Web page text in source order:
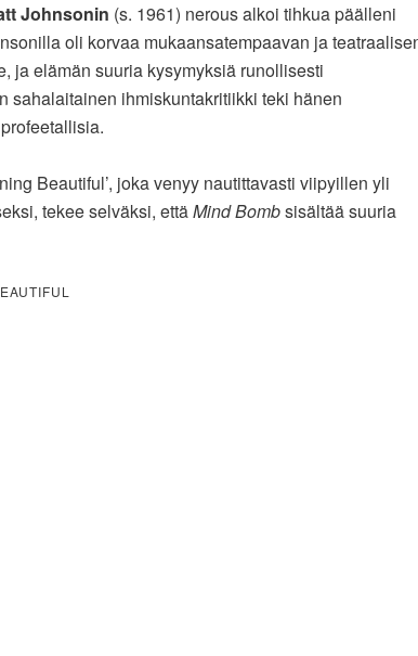
Johnsonin (s. 1961) nerous alkoi tihkua päälleni
oli korvaa mukaansatempaavan ja
ja elämän suuria kysymyksiä runollisesti
sahalaitainen ihmiskuntakritiikki teki hänen
Beautiful’, joka venyy nautittavasti viipyillen yli
tekee selväksi, ettäMind Bombsisältää suuria